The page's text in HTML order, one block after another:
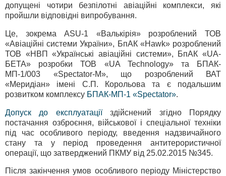
допущені чотири безпілотні авіаційні комплекси, які
пройшли відповідні випробування.
Це, зокрема ASU-1 «Валькірія» розроблений ТОВ
«Авіаційні системи України», БпАК «Hawk» розроблений
ТОВ «НВП «Українські авіаційні системи», БпАК «UA-
БЕТА» розробки ТОВ «UA Teсhnology» та БПАК-
МП-1/003 «Spectator-M», що розроблений ВАТ
«Меридіан» імені С.П. Корольова та є подальшим
розвитком комплексу БПАК-МП-1 «Spectator».
Допуск до експлуатаціїздійснений згідно Порядку
постачання озброєння, військової і спеціальної техніки
під час особливого періоду, введення надзвичайного
стану та у період проведення антитерористичної
операції, що затверджений ПКМУ від 25.02.2015 №345.
Після закінчення умов особливого періоду Міністерство